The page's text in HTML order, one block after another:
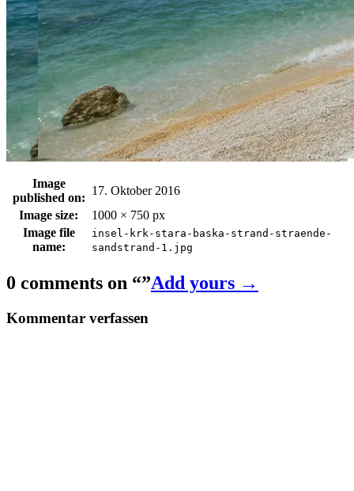
Image
published on:
17. Oktober 2016
Image size:
1000 × 750 px
Image file
name:
insel-krk-stara-baska-strand-straende-
sandstrand-1.jpg
0 comments on “”Add yours →
Kommentar verfassen